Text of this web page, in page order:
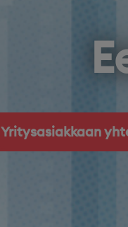
Yritysasiakkaan